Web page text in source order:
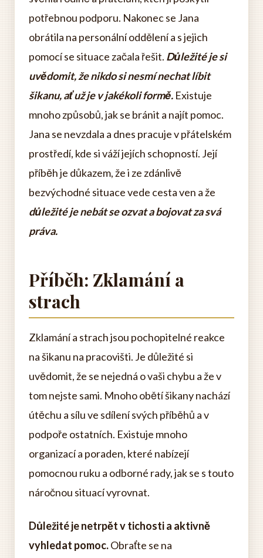
potřebnou podporu. Nakonec se Jana
obrátila na personální oddělení a s jejich
pomocí se situace začala řešit. Důležité je si
uvědomit, že nikdo si nesmí nechat líbit
šikanu, ať už je v jakékoli formě. Existuje
mnoho způsobů, jak se bránit a najít pomoc.
Jana se nevzdala a dnes pracuje v přátelském
prostředí, kde si váží jejích schopností. Její
příběh je důkazem, že i ze zdánlivě
bezvýchodné situace vede cesta ven a že
důležité je nebát se ozvat a bojovat za svá
práva.
Příběh: Zklamání a
strach
Zklamání a strach jsou pochopitelné reakce
na šikanu na pracovišti. Je důležité si
uvědomit, že se nejedná o vaši chybu a že v
tom nejste sami. Mnoho obětí šikany nachází
útěchu a sílu ve sdílení svých příběhů a v
podpoře ostatních. Existuje mnoho
organizací a poraden, které nabízejí
pomocnou ruku a odborné rady, jak se s touto
náročnou situací vyrovnat.
Důležité je netrpět v tichosti a aktivně
vyhledat pomoc.Obraťte se na